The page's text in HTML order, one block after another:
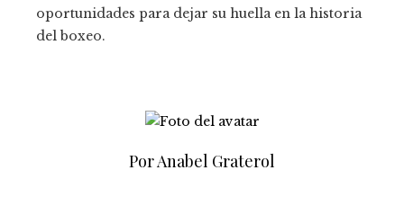
oportunidades para dejar su huella en la historia
del boxeo.
Por Anabel Graterol